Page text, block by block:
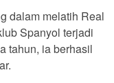
dalam melatih Real
Spanyol terjadi
tahun, ia berhasil